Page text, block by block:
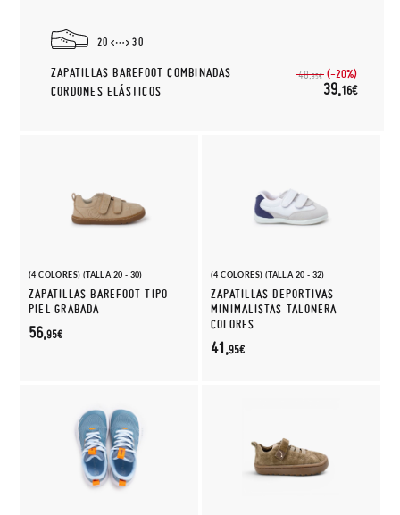
20 30
ZAPATILLAS BAREFOOT COMBINADAS
CORDONES ELÁSTICOS
48,95€ (-20%)
39,16€
(4 COLORES) (TALLA 20 - 30)
ZAPATILLAS BAREFOOT TIPO
PIEL GRABADA
56,95€
(4 COLORES) (TALLA 20 - 32)
ZAPATILLAS DEPORTIVAS
MINIMALISTAS TALONERA
COLORES
41,95€